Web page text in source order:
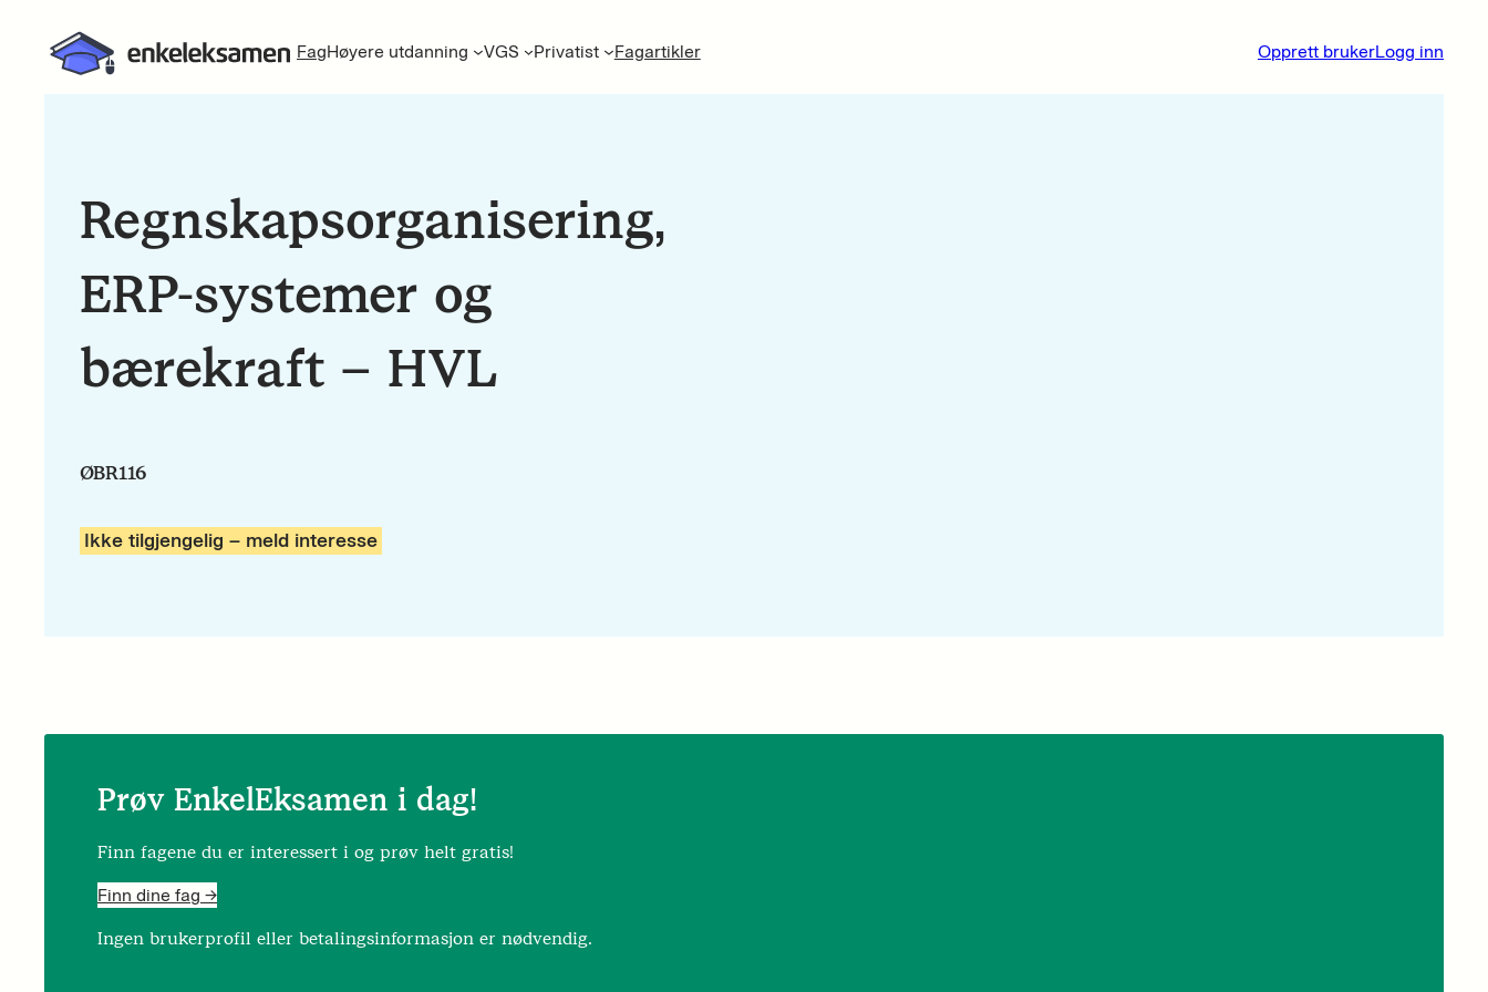
FagHøyere utdanning VGS Privatist Fagartikler Opprett brukerLogg inn
Regnskapsorganisering,
ERP-systemer og
bærekraft – HVL
ØBR116
Ikke tilgjengelig – meld interesse
Prøv EnkelEksamen i dag!
Finn fagene du er interessert i og prøv helt gratis!
Finn dine fag ->
Ingen brukerprofil eller betalingsinformasjon er nødvendig.